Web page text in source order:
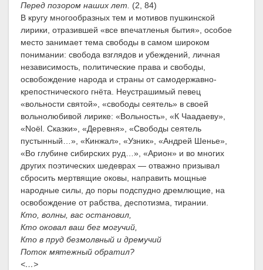
Перед позором наших лет.
(2, 84)
В кругу многообразных тем и мотивов пушкинской
лирики, отразившей «все впечатленья бытия», особое
место занимает тема свободы в самом широком
понимании: свобода взглядов и убеждений, личная
независимость, политические права и свободы,
освобождение народа и страны от самодержавно-
крепостнического гнёта. Неустрашимый певец
«вольности святой», «свободы сеятель» в своей
вольнолюбивой лирике: «Вольность», «К Чаадаеву»,
«Noël. Сказки», «Деревня», «Свободы сеятель
пустынный…», «Кинжал», «Узник», «Андрей Шенье»,
«Во глубине сибирских руд…», «Арион» и во многих
других поэтических шедеврах — отважно призывал
сбросить мертвящие оковы, направить мощные
народные силы, до поры подспудно дремлющие, на
освобождение от рабства, деспотизма, тирании.
Кто, волны, вас остановил,
Кто оковал ваш бег могучий,
Кто в пруд безмолвный и дремучий
Поток мятежный обратил?
<…>